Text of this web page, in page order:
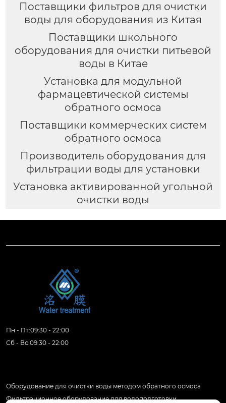
Поставщики фильтров для очистки
воды для оборудования из Китая
Поставщики школьного
оборудования для очистки питьевой
воды в Китае
Установка для модульной
фармацевтической системы
обратного осмоса
Поставщики коммерческих систем
обратного осмоса
Производитель оборудования для
фильтрации воды для установки
Установка активированной угольной
очистки воды
Пн - Пт:09:30 - 22:00
Сб - Вс:09:30 - 22:00
Оборудование для очистки воды методом обратного осмоса
Фильтрационное оборудование для водоподготовки